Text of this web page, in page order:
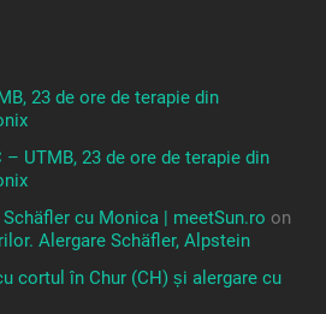
23 de ore de terapie din
– UTMB, 23 de ore de terapie din
cu Monica | meetSun.ro on
Alergare Schäfler, Alpstein
cortul în Chur (CH) și alergare cu